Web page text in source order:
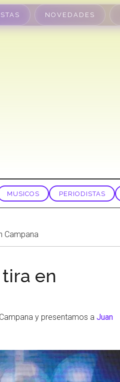
NOVEDADES
MUSICOS PERIODISTAS
Campana
en
y presentamos a Juan